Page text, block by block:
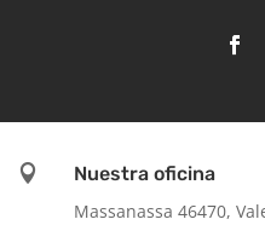

Nuestra oficina
Massanassa 46470,